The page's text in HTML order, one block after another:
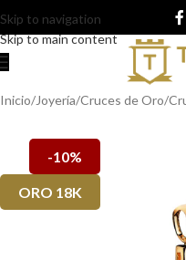
Skip to navigation
Skip to main content
Inicio/Joyería/Cruces de Oro/
-10%
ORO 18K